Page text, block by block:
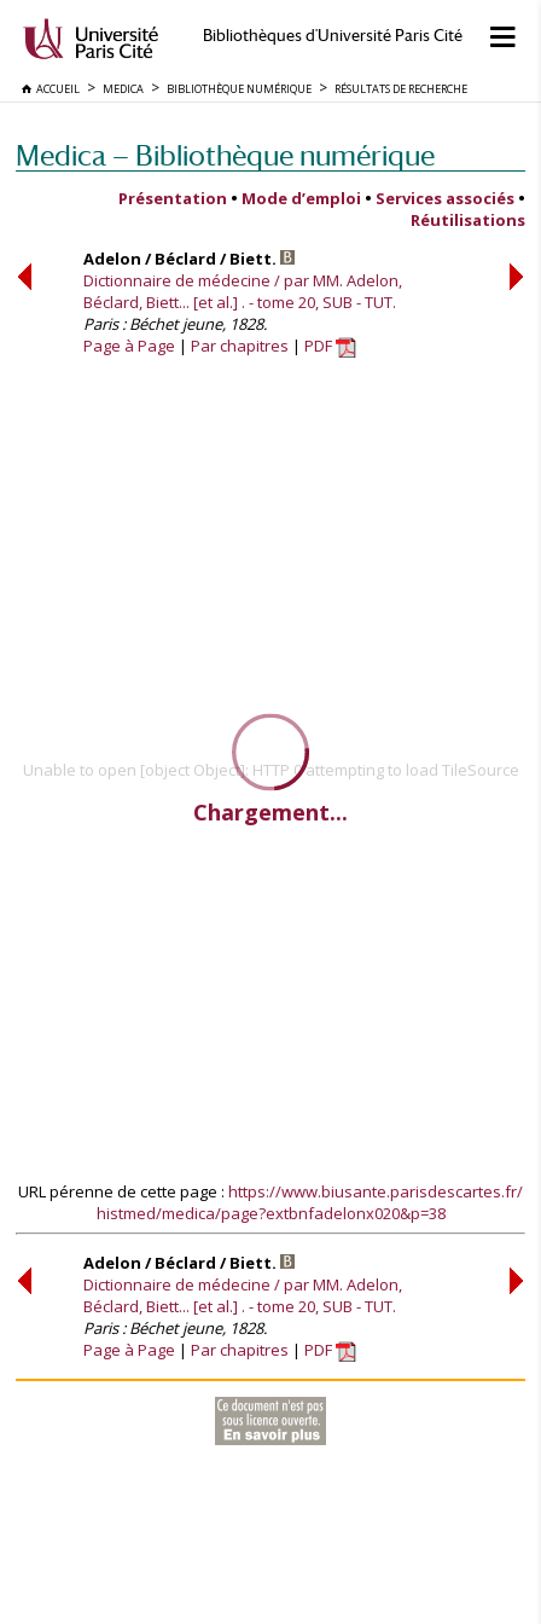
Bibliothèques d'Université Paris Cité
ACCUEIL MEDICA BIBLIOTHÈQUE NUMÉRIQUE RÉSULTATS DE RECHERCHE
Medica — Bibliothèque numérique
Présentation • Mode d’emploi • Services associés •
Réutilisations
Adelon / Béclard / Biett.
Dictionnaire de médecine / par MM. Adelon,
Béclard, Biett... [et al.] . - tome 20, SUB - TUT.
Paris : Béchet jeune, 1828.
Page à Page
Par chapitres PDF
Unable to open [object Object]: HTTP 0 attempting to load TileSource
Chargement...
URL pérenne de cette page : https://www.biusante.parisdescartes.fr/
histmed/medica/page?extbnfadelonx020&p=38
Adelon / Béclard / Biett.
Dictionnaire de médecine / par MM. Adelon,
Béclard, Biett... [et al.] . - tome 20, SUB - TUT.
Paris : Béchet jeune, 1828.
Page à Page
Par chapitres PDF